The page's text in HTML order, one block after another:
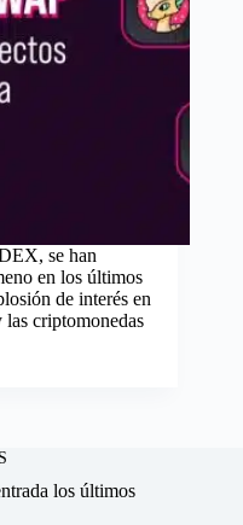
se han
en los últimos
de interés en
las criptomonedas
los últimos